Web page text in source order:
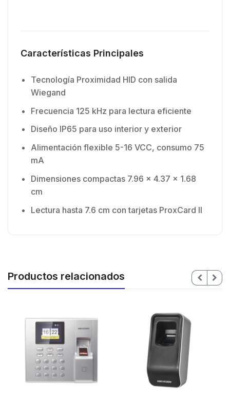
Características Principales
Tecnología Proximidad HID con salida
Wiegand
Frecuencia 125 kHz para lectura eficiente
Diseño IP65 para uso interior y exterior
Alimentación flexible 5-16 VCC, consumo 75
mA
Dimensiones compactas 7.96 x 4.37 x 1.68
cm
Lectura hasta 7.6 cm con tarjetas ProxCard II
Productos relacionados